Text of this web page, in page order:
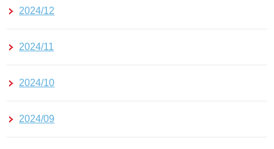
2024/12
2024/11
2024/10
2024/09